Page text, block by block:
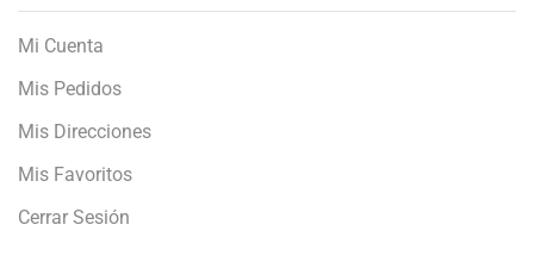
Mi Cuenta
Mis Pedidos
Mis Direcciones
Mis Favoritos
Cerrar Sesión